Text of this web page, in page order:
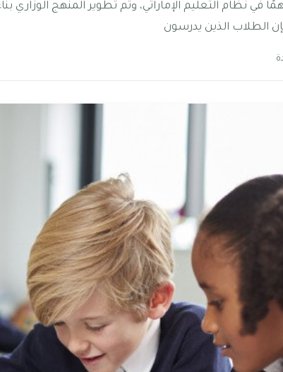
في نظام التعليم الإماراتي، وتم تطوير المنهج الوزاري
فإن الطلاب الذين يدرسون